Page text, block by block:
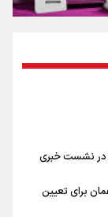
در نشست خبری
برای تعیین